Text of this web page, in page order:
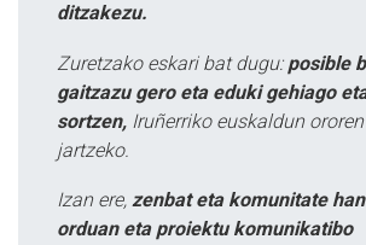
ditzakezu.
Zuretzako eskari bat dugu: posible
gaitzazu gero eta eduki gehiago
sortzen, Iruñerriko euskaldun
jartzeko.
Izan ere, zenbat eta komunitate
orduan eta proiektu komunikatibo